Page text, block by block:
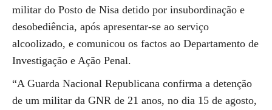
militar do Posto de Nisa detido por insubordinação e
desobediência, após apresentar-se ao serviço
alcoolizado, e comunicou os factos ao Departamento de
Investigação e Ação Penal.
“A Guarda Nacional Republicana confirma a detenção
de um militar da GNR de 21 anos, no dia 15 de agosto,